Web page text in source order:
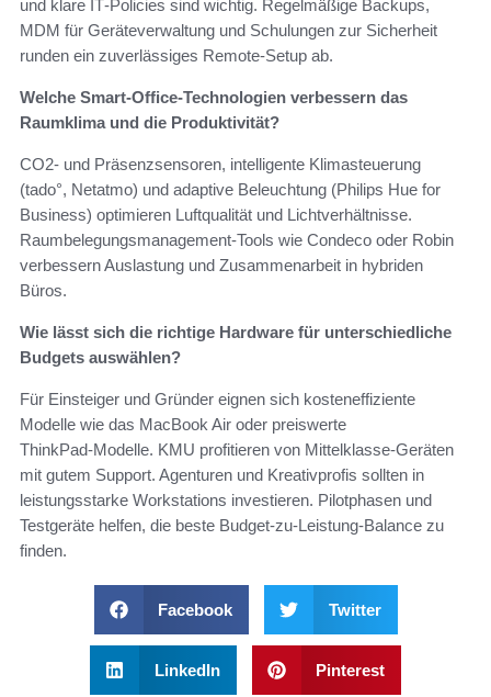
und klare IT‑Policies sind wichtig. Regelmäßige Backups,
MDM für Geräteverwaltung und Schulungen zur Sicherheit
runden ein zuverlässiges Remote‑Setup ab.
Welche Smart‑Office‑Technologien verbessern das
Raumklima und die Produktivität?
CO2‑ und Präsenzsensoren, intelligente Klimasteuerung
(tado°, Netatmo) und adaptive Beleuchtung (Philips Hue for
Business) optimieren Luftqualität und Lichtverhältnisse.
Raumbelegungsmanagement‑Tools wie Condeco oder Robin
verbessern Auslastung und Zusammenarbeit in hybriden
Büros.
Wie lässt sich die richtige Hardware für unterschiedliche
Budgets auswählen?
Für Einsteiger und Gründer eignen sich kosteneffiziente
Modelle wie das MacBook Air oder preiswerte
ThinkPad‑Modelle. KMU profitieren von Mittelklasse‑Geräten
mit gutem Support. Agenturen und Kreativprofis sollten in
leistungsstarke Workstations investieren. Pilotphasen und
Testgeräte helfen, die beste Budget‑zu‑Leistung‑Balance zu
finden.
Facebook Twitter
LinkedIn Pinterest